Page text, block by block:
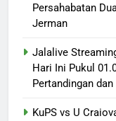
Persahabatan
Jerman
Jalalive
Hari Ini Pukul
Pertandingan
KuPS vs U